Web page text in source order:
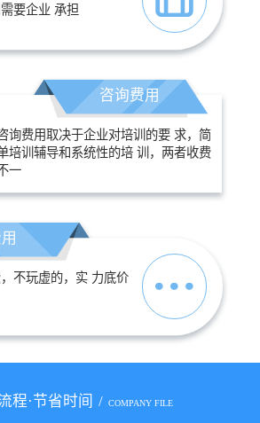
要企业 承担
咨询费用
询费用取决于企业对培训的要 求，简
培训辅导和系统性的培 训，两者收费
一
不玩虚的，实 力底价
程·节省时间 / COMPANY FILE